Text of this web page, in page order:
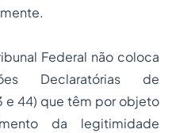
Federal não coloca
Declaratórias de
e 44) que têm por objeto
da legitimidade